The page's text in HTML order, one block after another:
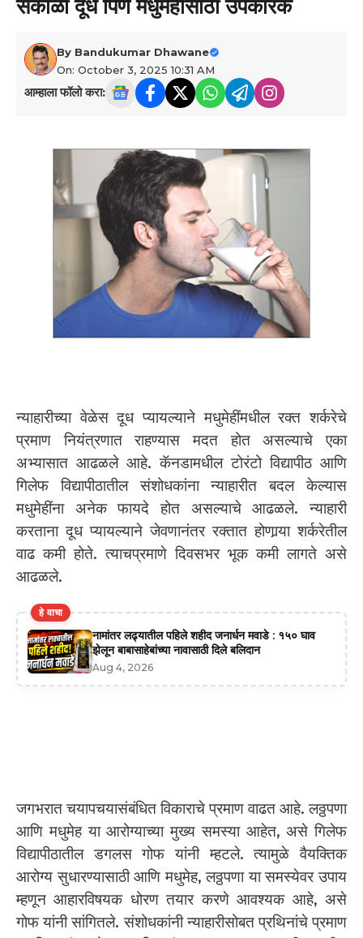
सकाळी दूध पिणे मधुमेहींसाठी उपकारक
By Bandukumar Dhawane
On: October 3, 2025 10:31 AM
आम्हाला फॉलो करा:
न्याहारीच्या वेळेस दूध प्यायल्याने मधुमेहींमधील रक्त शर्करेचे
प्रमाण नियंत्रणात राहण्यास मदत होत असल्याचे एका
अभ्यासात आढळले आहे. कॅनडामधील टोरंटो विद्यापीठ आणि
गिलेफ विद्यापीठातील संशोधकांना न्याहारीत बदल केल्यास
मधुमेहींना अनेक फायदे होत असल्याचे आढळले. न्याहारी
करताना दूध प्यायल्याने जेवणानंतर रक्तात होणार्‍या शर्करेतील
वाढ कमी होते. त्याचप्रमाणे दिवसभर भूक कमी लागते असे
आढळले.
हे वाचा
नामांतर लढ्यातील पहिले शहीद जनार्धन मवाडे : १५० घाव
झेलून बाबासाहेबांच्या नावासाठी दिले बलिदान
Aug 4, 2026
जगभरात चयापचयासंबंधित विकाराचे प्रमाण वाढत आहे. लठ्ठपणा
आणि मधुमेह या आरोग्याच्या मुख्य समस्या आहेत, असे गिलेफ
विद्यापीठातील डगलस गोफ यांनी म्हटले. त्यामुळे वैयक्तिक
आरोग्य सुधारण्यासाठी आणि मधुमेह, लठ्ठपणा या समस्येवर उपाय
म्हणून आहारविषयक धोरण तयार करणे आवश्यक आहे, असे
गोफ यांनी सांगितले. संशोधकांनी न्याहारीसोबत प्रथिनांचे प्रमाण